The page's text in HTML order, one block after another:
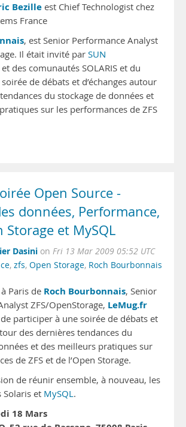
Bezille est Chief Technologist chez
France
, est Senior Performance Analyst
Il était invité par SUN
et des comunautés SOLARIS et du
de débats et d’échanges autour
du stockage de données et
sur les performances de ZFS
Open Source -
données, Performance,
Storage et MySQL
Dasini on Fri 13 Mar 2009 05:52 UTC
, zfs, Open Storage, Roch Bourbonnais
Paris de Roch Bourbonnais, Senior
ZFS/OpenStorage, LeMug.fr
participer à une soirée de débats et
des dernières tendances du
et des meilleurs pratiques sur
de ZFS et de l’Open Storage.
de réunir ensemble, à nouveau, les
Solaris et MySQL.
18 Mars